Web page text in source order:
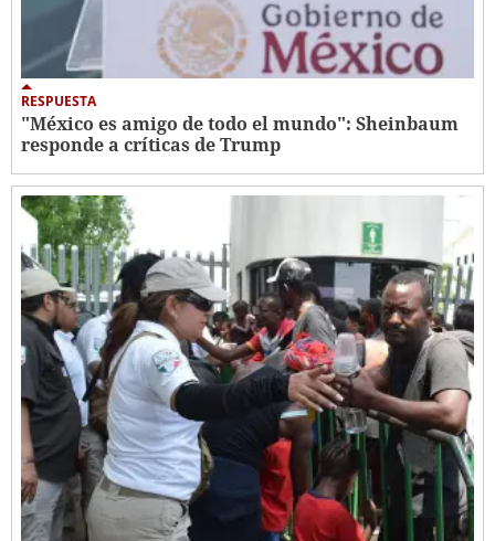
RESPUESTA
"México es amigo de todo el mundo": Sheinbaum
responde a críticas de Trump